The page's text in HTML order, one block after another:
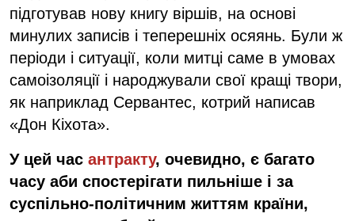
підготував нову книгу віршів, на основі
минулих записів і теперешніх осяянь. Були ж
періоди і ситуації, коли митці саме в умовах
самоізоляції і народжували свої кращі твори,
як наприклад Сервантес, котрий написав
«Дон Кіхота».
У цей час антракту, очевидно, є багато
часу аби спостерігати пильніше і за
суспільно-політичним життям країни,